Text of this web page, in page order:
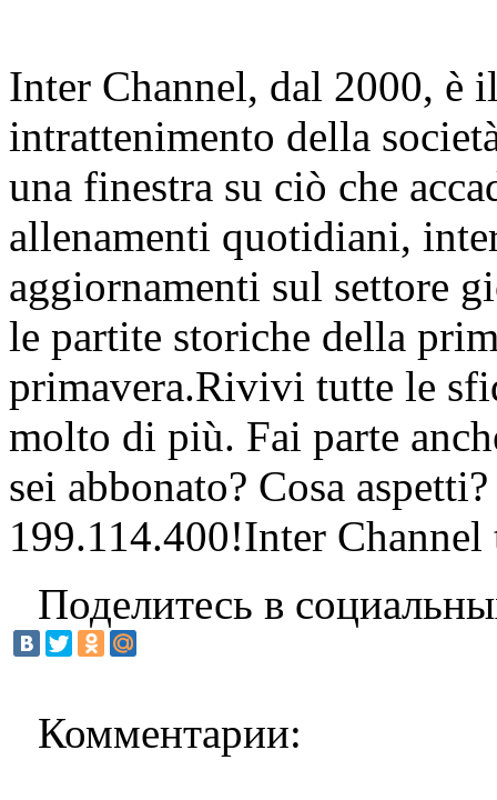
Inter Channel, dal 2000, è
intrattenimento della
una finestra su ciò che
allenamenti quotidiani,
aggiornamenti sul settore
le partite storiche della
primavera.Rivivi tutte le
molto di più. Fai parte
sei abbonato? Cosa
199.114.400!Inter Channel
Поделитесь в
Комментарии: